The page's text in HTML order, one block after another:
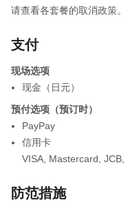
请查看各套餐的取消政策。
支付
现场选项
现金（日元）
预付选项（预订时）
PayPay
信用卡
VISA Mastercard JCB
防范措施